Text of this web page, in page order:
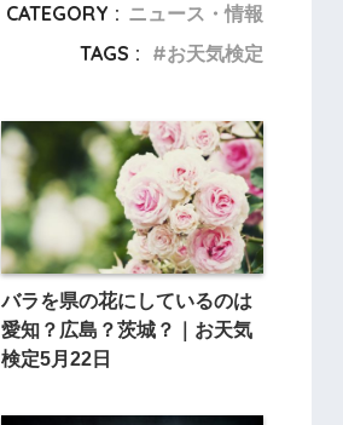
CATEGORY : ニュース・情報
TAGS :
お天気検定
バラを県の花にしているのは
愛知？広島？茨城？｜お天気
検定5月22日